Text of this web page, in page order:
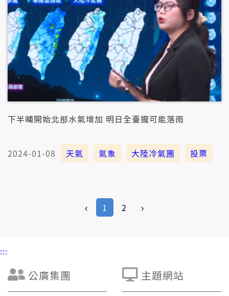
下半晡開始北部水氣增加 明日全臺攏可能落雨
2024-01-08 天氣 氣象 大陸冷氣團 投票
‹ 1 2 ›
:::
公廣集團 主題網站